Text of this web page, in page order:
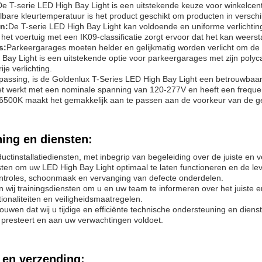
T-serie LED High Bay Light is een uitstekende keuze voor
kleurtemperatuur is het product geschikt om producten in
De T-serie LED High Bay Light kan voldoende en uniforme
voertuig met een IK09-classificatie zorgt ervoor dat het kan
Parkeergarages moeten helder en gelijkmatig worden verlicht om
Bay Light is een uitstekende optie voor parkeergarages met zijn
verlichting.
is de Goldenlux T-Series LED High Bay Light een
werkt met een nominale spanning van 120-277V en heeft een
maakt het gemakkelijk aan te passen aan de voorkeur van de
en diensten:
met inbegrip van begeleiding over de juiste en
om uw LED High Bay Light optimaal te laten functioneren en de
schoonmaak en vervanging van defecte onderdelen.
wij trainingsdiensten om u en uw team te informeren over het juiste
en veiligheidsmaatregelen.
dat wij u tijdige en efficiënte technische ondersteuning en
en aan uw verwachtingen voldoet.
verzending: